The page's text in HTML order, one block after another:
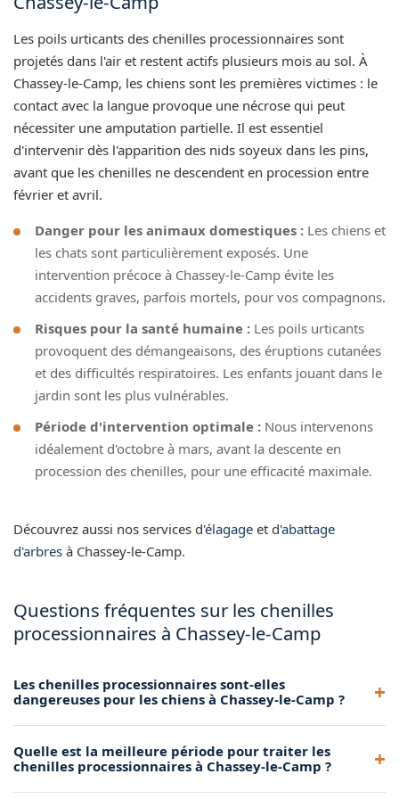
Les poils urticants des chenilles processionnaires sont
projetés dans l'air et restent actifs plusieurs mois au sol. À
Chassey-le-Camp, les chiens sont les premières victimes : le
contact avec la langue provoque une nécrose qui peut
nécessiter une amputation partielle. Il est essentiel
d'intervenir dès l'apparition des nids soyeux dans les pins,
avant que les chenilles ne descendent en procession entre
février et avril.
Danger pour les animaux domestiques : Les chiens et
les chats sont particulièrement exposés. Une
intervention précoce à Chassey-le-Camp évite les
accidents graves, parfois mortels, pour vos compagnons.
Risques pour la santé humaine : Les poils urticants
provoquent des démangeaisons, des éruptions cutanées
et des difficultés respiratoires. Les enfants jouant dans le
jardin sont les plus vulnérables.
Période d'intervention optimale : Nous intervenons
idéalement d'octobre à mars, avant la descente en
procession des chenilles, pour une efficacité maximale.
Découvrez aussi nos services d'élagage et d'abattage
d'arbres à Chassey-le-Camp.
Questions fréquentes sur les chenilles
processionnaires à Chassey-le-Camp
Les chenilles processionnaires sont-elles
dangereuses pour les chiens à Chassey-le-Camp ?
chenilles processionnaires au sol risque une nécrose de la
langue pouvant nécessiter une amputation. À Chassey-le-
Quelle est la meilleure période pour traiter les
chenilles processionnaires à Chassey-le-Camp ?